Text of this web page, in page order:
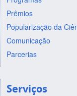
Prêmios
Popularização da
Comunicação
Parcerias
Serviços